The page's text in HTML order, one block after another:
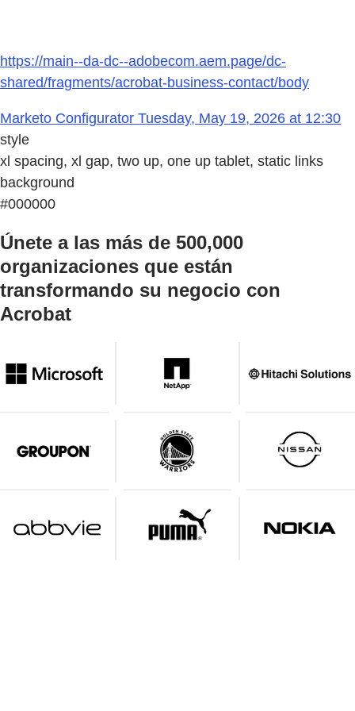
https://main--da-dc--adobecom.aem.page/dc-
shared/fragments/acrobat-business-contact/body
Marketo Configurator Tuesday, May 19, 2026 at 12:30
style
xl spacing, xl gap, two up, one up tablet, static links
background
#000000
Únete a las más de 500,000
organizaciones que están
transformando su negocio con
Acrobat